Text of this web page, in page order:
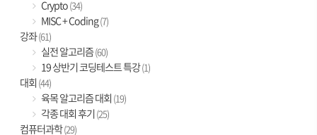
Crypto(34)
MISC + Coding(7)
강좌(61)
실전 알고리즘(60)
19 상반기 코딩테스트 특강(1)
대회 (44)
육목 알고리즘 대회 (19)
각종 대회 후기(25)
컴퓨터과학(29)